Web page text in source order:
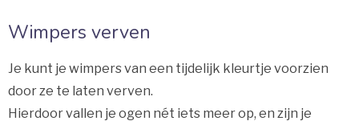
Wimpers verven
Je kunt je wimpers van een tijdelijk kleurtje voorzien
door ze te laten verven.
Hierdoor vallen je ogen nét iets meer op, en zijn je